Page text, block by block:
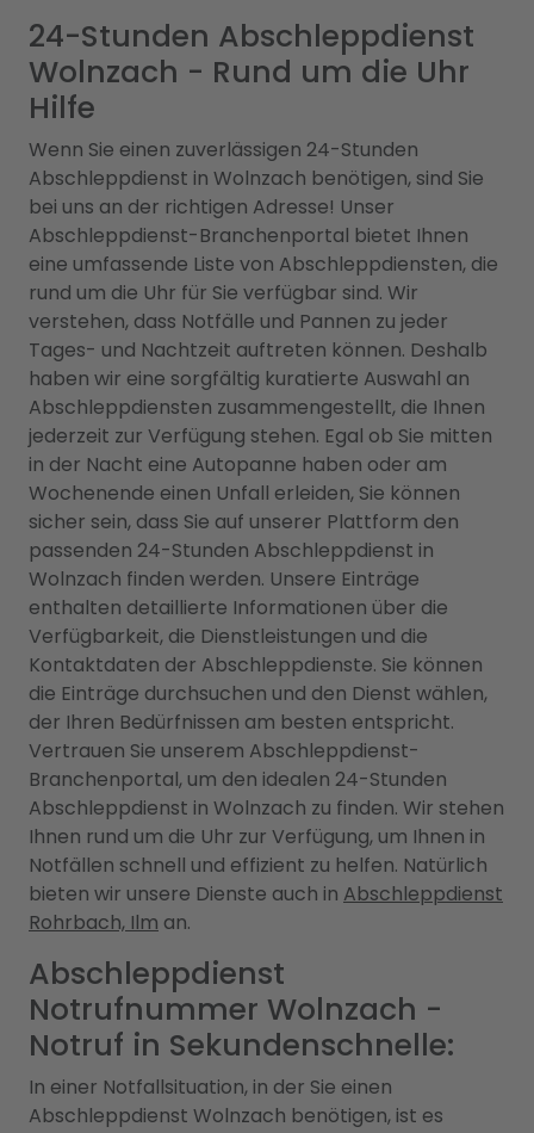
24-Stunden Abschleppdienst
Wolnzach - Rund um die Uhr
Hilfe
Wenn Sie einen zuverlässigen 24-Stunden
Abschleppdienst in Wolnzach benötigen, sind Sie
bei uns an der richtigen Adresse! Unser
Abschleppdienst-Branchenportal bietet Ihnen
eine umfassende Liste von Abschleppdiensten, die
rund um die Uhr für Sie verfügbar sind. Wir
verstehen, dass Notfälle und Pannen zu jeder
Tages- und Nachtzeit auftreten können. Deshalb
haben wir eine sorgfältig kuratierte Auswahl an
Abschleppdiensten zusammengestellt, die Ihnen
jederzeit zur Verfügung stehen. Egal ob Sie mitten
in der Nacht eine Autopanne haben oder am
Wochenende einen Unfall erleiden, Sie können
sicher sein, dass Sie auf unserer Plattform den
passenden 24-Stunden Abschleppdienst in
Wolnzach finden werden. Unsere Einträge
enthalten detaillierte Informationen über die
Verfügbarkeit, die Dienstleistungen und die
Kontaktdaten der Abschleppdienste. Sie können
die Einträge durchsuchen und den Dienst wählen,
der Ihren Bedürfnissen am besten entspricht.
Vertrauen Sie unserem Abschleppdienst-
Branchenportal, um den idealen 24-Stunden
Abschleppdienst in Wolnzach zu finden. Wir stehen
Ihnen rund um die Uhr zur Verfügung, um Ihnen in
Notfällen schnell und effizient zu helfen. Natürlich
bieten wir unsere Dienste auch in Abschleppdienst
Rohrbach, Ilm an.
Abschleppdienst
Notrufnummer Wolnzach -
Notruf in Sekundenschnelle:
In einer Notfallsituation, in der Sie einen
Abschleppdienst Wolnzach benötigen, ist es